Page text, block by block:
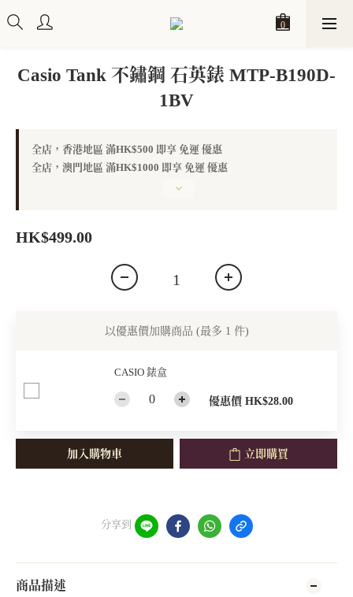
Casio Tank 不鏽鋼 石英錶 MTP-B190D-
1BV
全店，香港地區 滿HK$500 即享 免運 優惠
全店，澳門地區 滿HK$1000 即享 免運 優惠
HK$499.00
以優惠價加購商品 (最多 1 件)
CASIO 錶盒
優惠價 HK$28.00
加入購物車 立即購買
分享到
商品描述